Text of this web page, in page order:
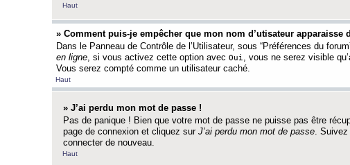
Haut
» Comment puis-je empêcher que mon nom d’utisateur
Dans le Panneau de Contrôle de l’Utilisateur, sous “Préférences du
en ligne, si vous activez cette option avec Oui , vous ne serez visible
Vous serez compté comme un utilisateur caché.
Haut
» J’ai perdu mon mot de passe !
Pas de panique ! Bien que votre mot de passe ne puisse pas être
page de connexion et cliquez sur J’ai perdu mon mot de passe.
connecter de nouveau.
Haut